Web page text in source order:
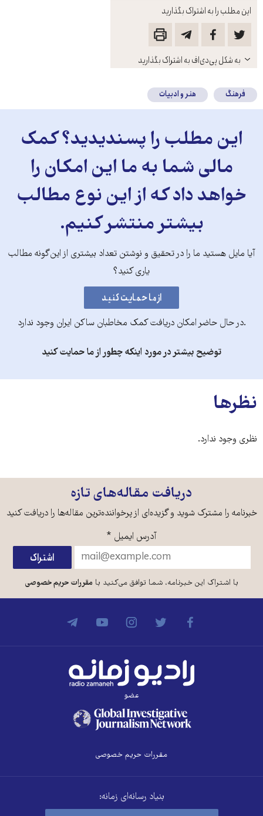
این مطلب را به اشتراک بگذارید
باز
کنید
به شکل پی‌دی‌اف به اشتراک بگذارید
فرهنگ هنر و ادبیات
این مطلب را پسندیدید؟ کمک
مالی شما به ما این امکان را
خواهد داد که از این نوع مطالب
بیشتر منتشر کنیم.
آیا مایل هستید ما را در تحقیق و نوشتن تعداد بیشتری از این‌گونه مطالب
یاری کنید؟
.در حال حاضر امکان دریافت کمک مخاطبان ساکن ایران وجود ندارد
توضیح بیشتر در مورد اینکه چطور از ما حمایت کنید
نظرها
نظری وجود ندارد.
دریافت مقاله‌های تازه
خبرنامه را مشترک شوید و گزیده‌ای از پرخواننده‌ترین مقاله‌ها را دریافت کنید
آدرس ایمیل *
با اشتراک این خبرنامه، شما توافق می‌کنید بامقررات حریم خصوصی
عضو
مقررات حریم خصوصی
بنیاد رسانه‌ای زمانه: